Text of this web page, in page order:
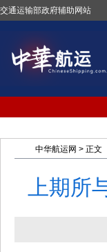
交通运输部政府辅助网站
中华航运网 > 正文
上期所